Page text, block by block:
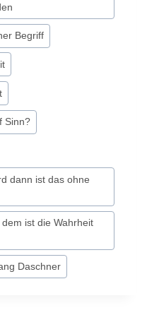
Begriff
Sinn?
dann ist das ohne
ist die Wahrheit
Daschner